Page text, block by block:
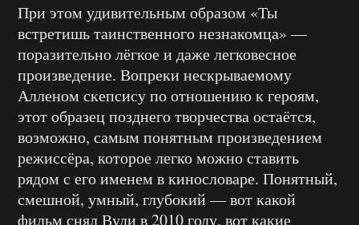
При этом удивительным образом «Ты
встретишь таинственного незнакомца» —
поразительно лёгкое и даже легковесное
произведение. Вопреки нескрываемому
Алленом скепсису по отношению к героям,
этот образец позднего творчества остаётся,
возможно, самым понятным произведением
режиссёра, которое легко можно ставить
рядом с его именем в кинословаре. Понятный,
смешной, умный, глубокий — вот какой
фильм снял Вуди в 2010 году, вот какие